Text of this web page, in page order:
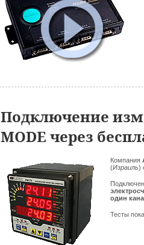
Подключение
MODE через
Компания
(Израиль)
один
Тесты